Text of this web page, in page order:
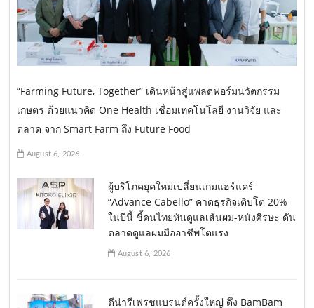
“Farming Future, Together” เดินหน้าสู่แพลตฟอร์มนวัตกรรม
เกษตร ด้วยแนวคิด One Health เชื่อมเทคโนโลยี งานวิจัย และ
ตลาด จาก Smart Farm ถึง Future Food
August 6, 2026
ผู้บริโภคยุคใหม่เปลี่ยนเกมแฮร์แคร์
“Advance Cabello” คาดธุรกิจเติบโต 20%
ในปีนี้ ชี้คนไทยหันดูแลเส้นผม-หนังศีรษะ ดัน
ตลาดดูแลผมมืออาชีพโตแรง
August 6, 2026
ดีน่ารีเฟรชแบรนด์ครั้งใหญ่ ดึง BamBam